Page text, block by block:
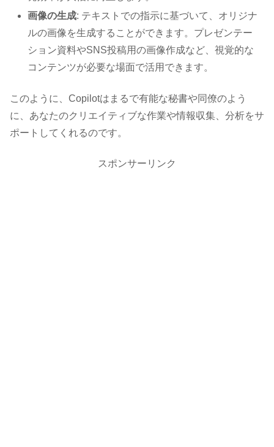
画像の生成: テキストでの指示に基づいて、オリジナ
ルの画像を生成することができます。プレゼンテー
ション資料やSNS投稿用の画像作成など、視覚的な
コンテンツが必要な場面で活用できます。
このように、Copilotはまるで有能な秘書や同僚のよう
に、あなたのクリエイティブな作業や情報収集、分析をサ
ポートしてくれるのです。
スポンサーリンク